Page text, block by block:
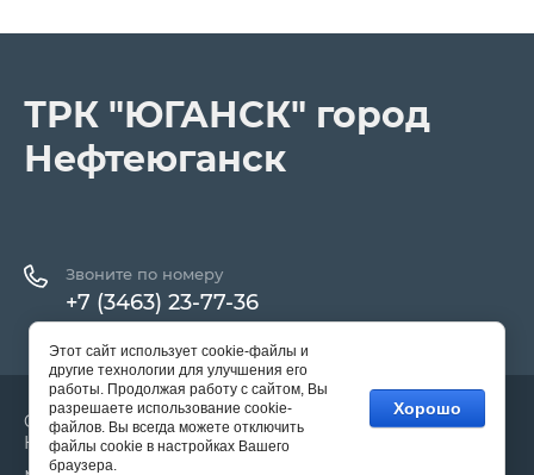
ТРК "ЮГАНСК" город
Нефтеюганск
Звоните по номеру
+7 (3463) 23-77-36
Copyright © 2023 - 2026 ТРК "ЮГАНСК" город
Нефтеюганск
Этот сайт использует cookie-файлы и
другие технологии для улучшения его
работы. Продолжая работу с сайтом, Вы
разрешаете использование cookie-
файлов. Вы всегда можете отключить
файлы cookie в настройках Вашего
браузера.
Хорошо